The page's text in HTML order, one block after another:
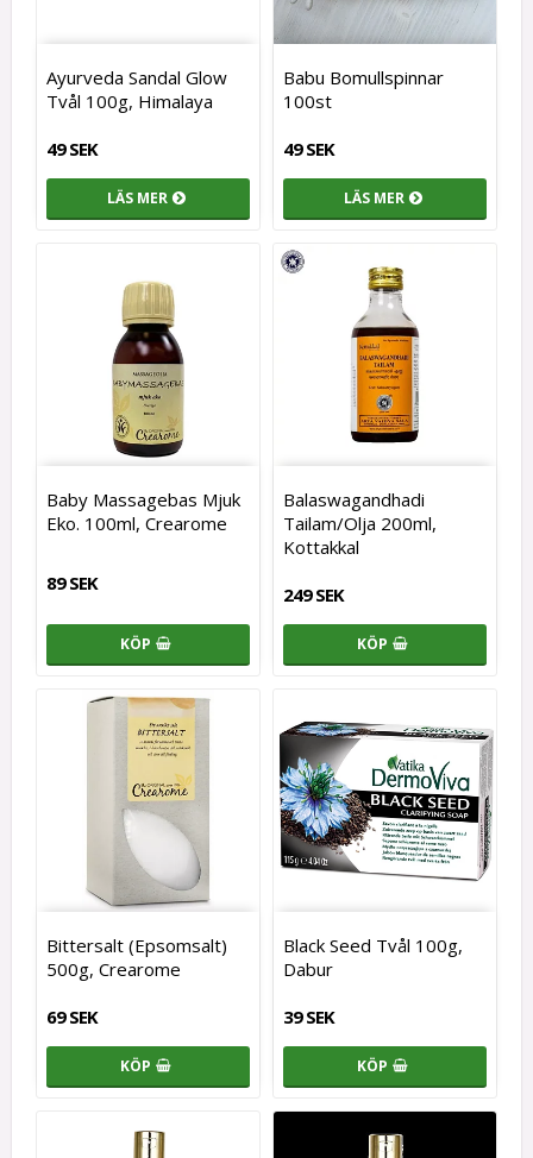
Ayurveda Sandal Glow
Tvål 100g, Himalaya
49 SEK
LÄS MER
Babu Bomullspinnar
100st
49 SEK
LÄS MER
Baby Massagebas Mjuk
Eko. 100ml, Crearome
89 SEK
KÖP
Balaswagandhadi
Tailam/Olja 200ml,
Kottakkal
249 SEK
KÖP
Bittersalt (Epsomsalt)
500g, Crearome
69 SEK
KÖP
Black Seed Tvål 100g,
Dabur
39 SEK
KÖP